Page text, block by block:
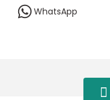
WhatsApp